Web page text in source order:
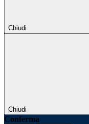
Chiudi
Chiudi
Conferma